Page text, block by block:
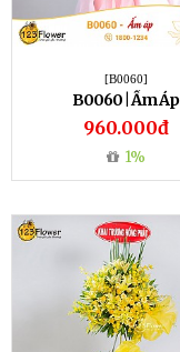
[B0060]
B0060 | Ấm Áp
960.000đ
1%